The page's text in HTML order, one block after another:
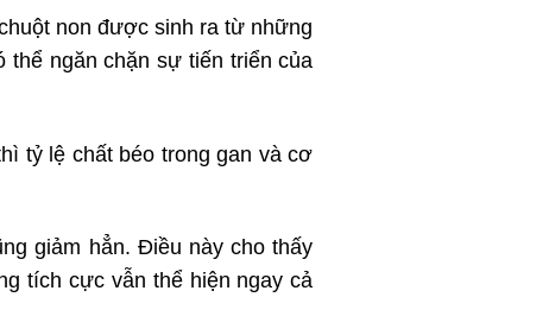
non được sinh ra từ những
thể ngăn chặn sự tiến triển của
tỷ lệ chất béo trong gan và cơ
giảm hẳn. Điều này cho thấy
tích cực vẫn thể hiện ngay cả